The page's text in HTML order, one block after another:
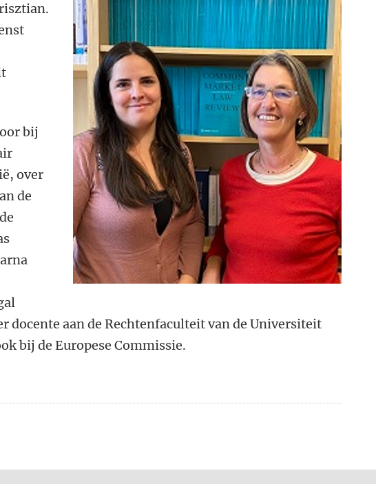
bij
over
de
docente aan de Rechtenfaculteit van de Universiteit
bij de Europese Commissie.
Mastodon